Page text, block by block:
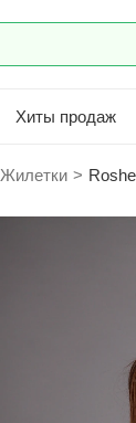
Хиты продаж
Жилетки >